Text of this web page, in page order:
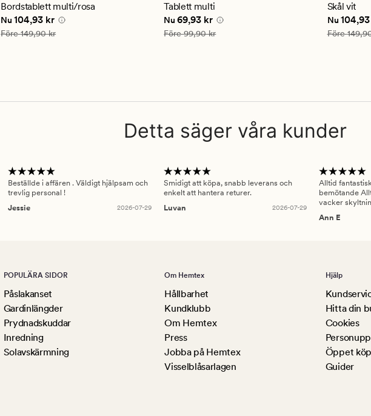
Bordstablett multi/rosa
Nuvarande pris
Nu 104,93 kr
Ordinarie pris 149,90 kr
Före149,90 kr
Tablett multi
Nuvarande pris
Nu 69,93 kr
Ordinarie pris
Före99,90 kr
Skål vit
Nu
Ordinarie
Före
Detta säger våra kunder
Beställde i affären . Väldigt hjälpsam och
trevlig personal !
Jessie
2026-07-29
Smidigt att köpa, snabb leverans och
enkelt att hantera returer.
Luvan
2026-07-29
Alltid
bemötande
vacker
Ann E
POPULÄRA SIDOR
Påslakanset
Gardinlängder
Prydnadskuddar
Inredning
Solavskärmning
Om Hemtex
Hållbarhet
Kundklubb
Om Hemtex
Press
Jobba på Hemtex
Visselblåsarlagen
Hjälp
Hitta din
Cookies
Öppet
Guider